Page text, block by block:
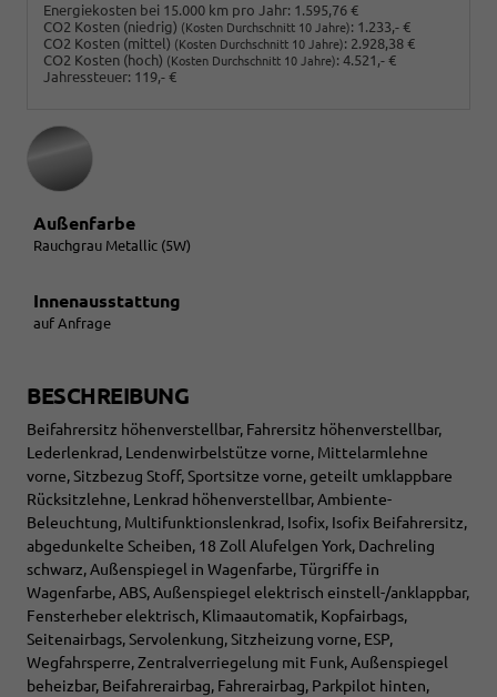
Energiekosten bei 15.000 km pro Jahr: 1.595,76 €
CO2 Kosten (niedrig) (Kosten Durchschnitt 10 Jahre): 1.233,- €
CO2 Kosten (mittel) (Kosten Durchschnitt 10 Jahre): 2.928,38 €
CO2 Kosten (hoch) (Kosten Durchschnitt 10 Jahre): 4.521,- €
Jahressteuer: 119,- €
Außenfarbe
Rauchgrau Metallic (5W)
Innenausstattung
auf Anfrage
BESCHREIBUNG
Beifahrersitz höhenverstellbar, Fahrersitz höhenverstellbar,
Lederlenkrad, Lendenwirbelstütze vorne, Mittelarmlehne
vorne, Sitzbezug Stoff, Sportsitze vorne, geteilt umklappbare
Rücksitzlehne, Lenkrad höhenverstellbar, Ambiente-
Beleuchtung, Multifunktionslenkrad, Isofix, Isofix Beifahrersitz,
abgedunkelte Scheiben, 18 Zoll Alufelgen York, Dachreling
schwarz, Außenspiegel in Wagenfarbe, Türgriffe in
Wagenfarbe, ABS, Außenspiegel elektrisch einstell-/anklappbar,
Fensterheber elektrisch, Klimaautomatik, Kopfairbags,
Seitenairbags, Servolenkung, Sitzheizung vorne, ESP,
Wegfahrsperre, Zentralverriegelung mit Funk, Außenspiegel
beheizbar, Beifahrerairbag, Fahrerairbag, Parkpilot hinten,